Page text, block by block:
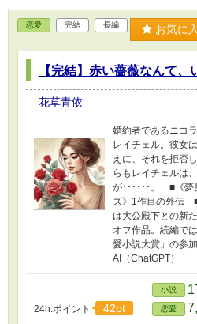
恋愛 完結 長編 お気に
【完結】赤い薔薇なんて、
花草青依
婚約者であるニコ
レイチェル。彼女
えに、それを拒否
らもレイチェルは
が･･････。 ■《夢
ズ》1作目の外伝
は大公殿下との新
オフ作品。続編で
愛小説大賞」の参
AI（ChatGPT）
24h.ポイント 42pt
小説
恋愛